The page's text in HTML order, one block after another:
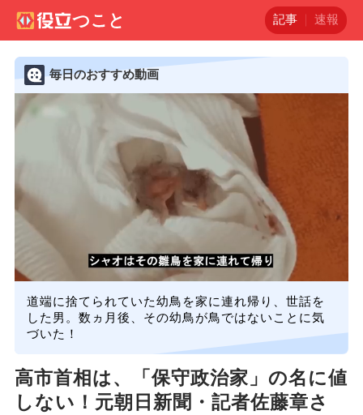
記事 速報
毎日のおすすめ動画
道端に捨てられていた幼鳥を家に連れ帰り、世話を
した男。数ヵ月後、その幼鳥が鳥ではないことに気
づいた！
高市首相は、「保守政治家」の名に値
しない！元朝日新聞・記者佐藤章さ